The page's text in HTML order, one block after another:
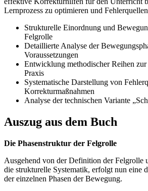
Lernprozess zu optimieren und
Strukturelle Einordnung und
Felgrolle
Detaillierte Analyse der
Voraussetzungen
Entwicklung methodischer Reihen
Praxis
Systematische Darstellung von
Korrekturmaßnahmen
Analyse der technischen Variante
Auszug aus dem Buch
Die Phasenstruktur der Felgrolle
Ausgehend von der Definition der Felgrolle
die strukturelle Systematik, erfolgt nun eine
der einzelnen Phasen der Bewegung.